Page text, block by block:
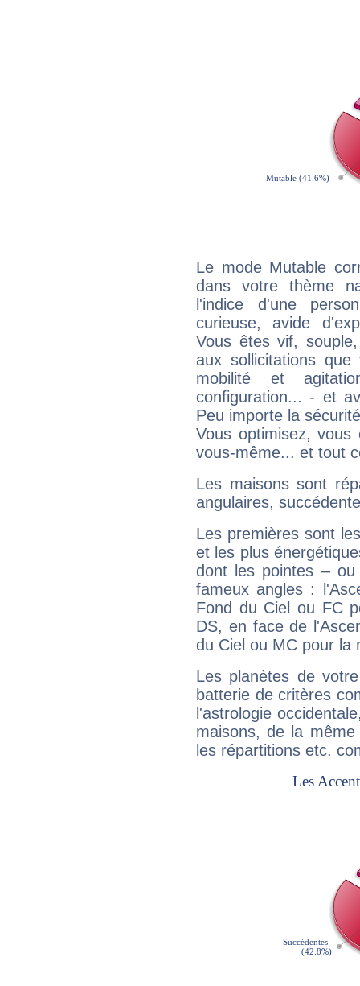
Le mode Mutable
dans votre thème
l'indice d'une
curieuse, avide
Vous êtes vif,
aux sollicitations
mobilité et
configuration... - et
Peu importe la
Vous optimisez, vous
vous-même... et tout
Les maisons sont
angulaires,
Les premières sont
et les plus
dont les pointes –
fameux angles :
Fond du Ciel ou FC
DS, en face de
du Ciel ou MC pour la
Les planètes de
batterie de critères
l'astrologie
maisons, de la
les répartitions etc.